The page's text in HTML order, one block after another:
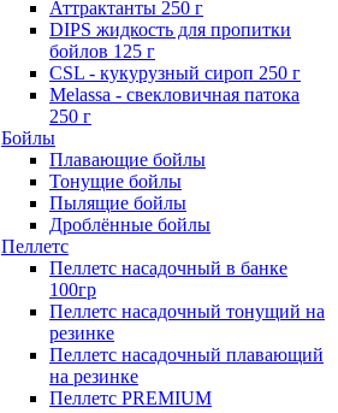
Аттрактанты 250 г
DIPS жидкость для пропитки
бойлов 125 г
CSL - кукурузный сироп 250 г
Melassa - свекловичная патока
250 г
Бойлы
Плавающие бойлы
Тонущие бойлы
Пылящие бойлы
Дроблённые бойлы
Пеллетс
Пеллетс насадочный в банке
100гр
Пеллетс насадочный тонущий на
резинке
Пеллетс насадочный плавающий
на резинке
Пеллетс PREMIUM